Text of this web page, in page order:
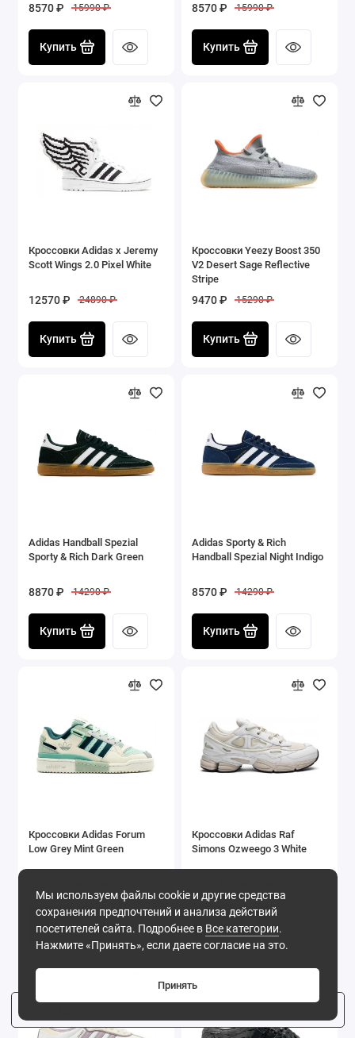
8570 ₽ 15990 ₽
Купить
8570 ₽ 15990 ₽
Купить
Кроссовки Adidas x Jeremy
Scott Wings 2.0 Pixel White
12570 ₽ 24890 ₽
Купить
Кроссовки Yeezy Boost 350
V2 Desert Sage Reflective
Stripe
9470 ₽ 15290 ₽
Купить
Adidas Handball Spezial
Sporty & Rich Dark Green
8870 ₽ 14290 ₽
Купить
Adidas Sporty & Rich
Handball Spezial Night Indigo
8570 ₽ 14290 ₽
Купить
Кроссовки Adidas Forum
Low Grey Mint Green
Купить
Кроссовки Adidas Raf
Simons Ozweego 3 White
Купить
Мы используем файлы cookie и другие средства
сохранения предпочтений и анализа действий
посетителей сайта. Подробнее в Все категории.
Нажмите «Принять», если даете согласие на это.
Принять